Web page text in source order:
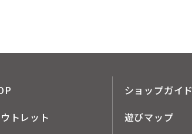
ショップガイド
トレット
遊びマップ